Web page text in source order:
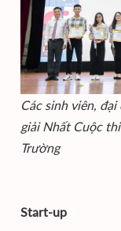
Các sinh viên,
giải Nhất Cuộc
Trường
Start-up